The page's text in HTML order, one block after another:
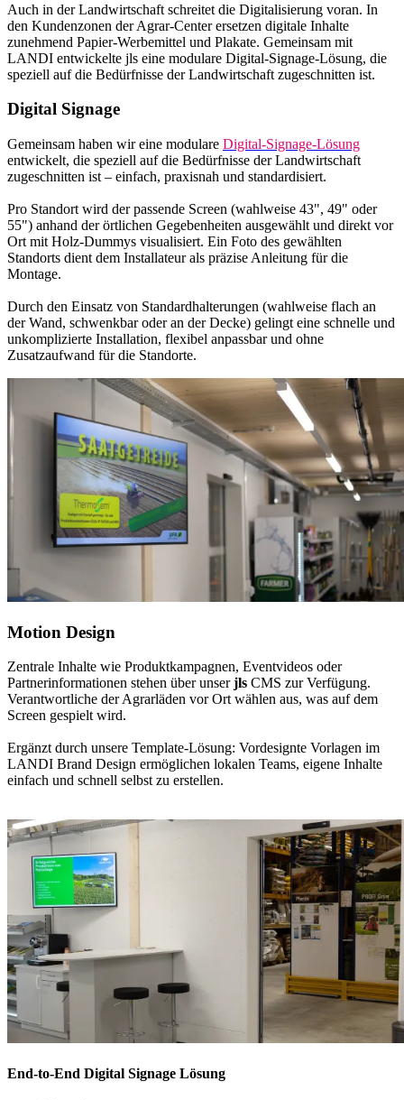
Auch in der Landwirtschaft schreitet die Digitalisierung voran. In
den Kundenzonen der Agrar-Center ersetzen digitale Inhalte
zunehmend Papier-Werbemittel und Plakate. Gemeinsam mit
LANDI entwickelte jls eine modulare Digital-Signage-Lösung, die
speziell auf die Bedürfnisse der Landwirtschaft zugeschnitten ist.
Digital Signage
Gemeinsam haben wir eine modulare Digital-Signage-Lösung
entwickelt, die speziell auf die Bedürfnisse der Landwirtschaft
zugeschnitten ist – einfach, praxisnah und standardisiert.
Pro Standort wird der passende Screen (wahlweise 43", 49" oder
55") anhand der örtlichen Gegebenheiten ausgewählt und direkt vor
Ort mit Holz-Dummys visualisiert. Ein Foto des gewählten
Standorts dient dem Installateur als präzise Anleitung für die
Montage.
Durch den Einsatz von Standardhalterungen (wahlweise flach an
der Wand, schwenkbar oder an der Decke) gelingt eine schnelle und
unkomplizierte Installation, flexibel anpassbar und ohne
Zusatzaufwand für die Standorte.
Motion Design
Zentrale Inhalte wie Produktkampagnen, Eventvideos oder
Partnerinformationen stehen über unserjls CMS zur Verfügung.
Verantwortliche der Agrarläden vor Ort wählen aus, was auf dem
Screen gespielt wird.
Ergänzt durch unsere Template-Lösung: Vordesignte Vorlagen im
LANDI Brand Design ermöglichen lokalen Teams, eigene Inhalte
einfach und schnell selbst zu erstellen.
End-to-End Digital Signage Lösung